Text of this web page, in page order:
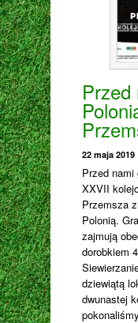
Przed
22 maja 2019
Przed
XXVII
Przemsza
Polonią.
zajmują
dorobkiem
dziewiątą
dwunastej